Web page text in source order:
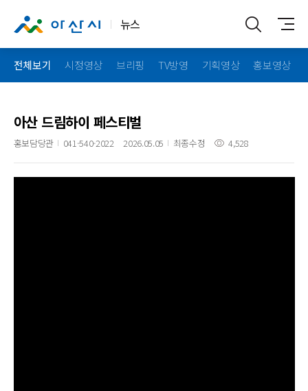
뉴스
전체보기 시정영상 브리핑 TV방영 기획영상 홍보영상
아산 드림하이 페스티벌
홍보담당관 041-540-2022 2026.05.05 최종수정 4,528